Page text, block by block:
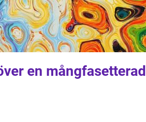
en mångfasetterad